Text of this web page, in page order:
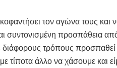
τον αγώνα τους και
συντονισμένη προσπάθεια
τρόπους προσπαθεί
τίποτα άλλο να χάσουμε και